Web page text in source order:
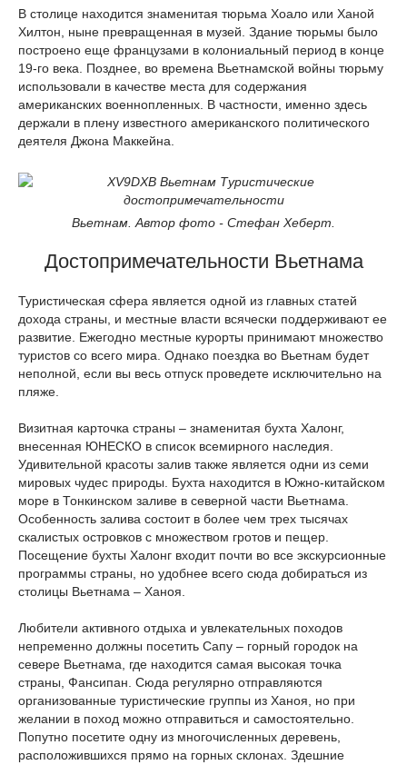
В столице находится знаменитая тюрьма Хоало или Ханой
Хилтон, ныне превращенная в музей. Здание тюрьмы было
построено еще французами в колониальный период в конце
19-го века. Позднее, во времена Вьетнамской войны тюрьму
использовали в качестве места для содержания
американских военнопленных. В частности, именно здесь
держали в плену известного американского политического
деятеля Джона Маккейна.
Вьетнам. Автор фото - Стефан Хеберт.
Достопримечательности Вьетнама
Туристическая сфера является одной из главных статей
дохода страны, и местные власти всячески поддерживают ее
развитие. Ежегодно местные курорты принимают множество
туристов со всего мира. Однако поездка во Вьетнам будет
неполной, если вы весь отпуск проведете исключительно на
пляже.
Визитная карточка страны – знаменитая бухта Халонг,
внесенная ЮНЕСКО в список всемирного наследия.
Удивительной красоты залив также является одни из семи
мировых чудес природы. Бухта находится в Южно-китайском
море в Тонкинском заливе в северной части Вьетнама.
Особенность залива состоит в более чем трех тысячах
скалистых островков с множеством гротов и пещер.
Посещение бухты Халонг входит почти во все экскурсионные
программы страны, но удобнее всего сюда добираться из
столицы Вьетнама – Ханоя.
Любители активного отдыха и увлекательных походов
непременно должны посетить Сапу – горный городок на
севере Вьетнама, где находится самая высокая точка
страны, Фансипан. Сюда регулярно отправляются
организованные туристические группы из Ханоя, но при
желании в поход можно отправиться и самостоятельно.
Попутно посетите одну из многочисленных деревень,
расположившихся прямо на горных склонах. Здешние